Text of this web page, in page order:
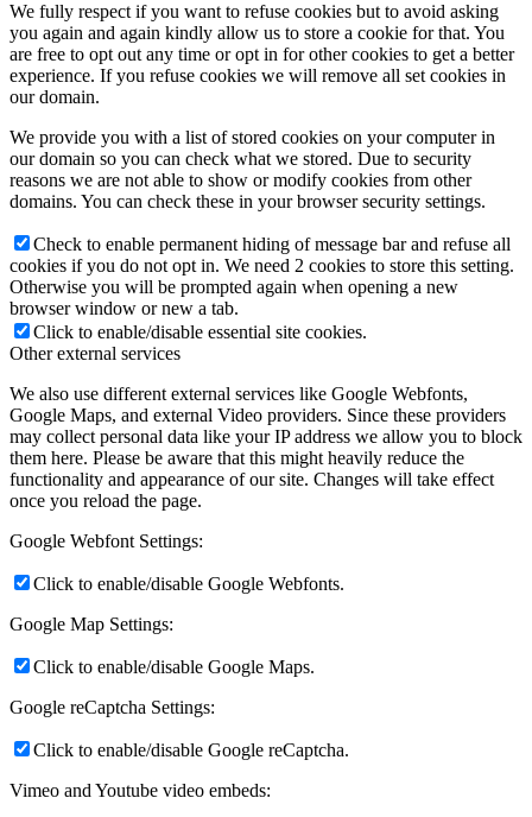
We fully respect if you want to refuse cookies but to avoid asking
you again and again kindly allow us to store a cookie for that. You
are free to opt out any time or opt in for other cookies to get a better
experience. If you refuse cookies we will remove all set cookies in
our domain.
We provide you with a list of stored cookies on your computer in
our domain so you can check what we stored. Due to security
reasons we are not able to show or modify cookies from other
domains. You can check these in your browser security settings.
Check to enable permanent hiding of message bar and refuse all
cookies if you do not opt in. We need 2 cookies to store this setting.
Otherwise you will be prompted again when opening a new
browser window or new a tab.
Click to enable/disable essential site cookies.
Other external services
We also use different external services like Google Webfonts,
Google Maps, and external Video providers. Since these providers
may collect personal data like your IP address we allow you to block
them here. Please be aware that this might heavily reduce the
functionality and appearance of our site. Changes will take effect
once you reload the page.
Google Webfont Settings:
Click to enable/disable Google Webfonts.
Google Map Settings:
Click to enable/disable Google Maps.
Google reCaptcha Settings:
Click to enable/disable Google reCaptcha.
Vimeo and Youtube video embeds: